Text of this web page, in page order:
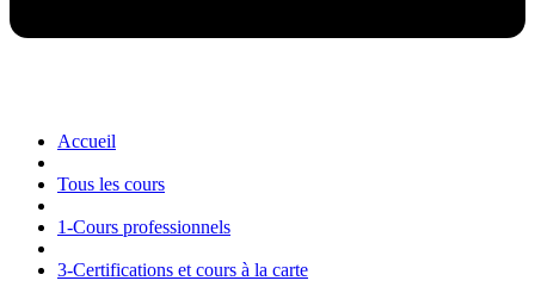
Accueil
Tous les cours
1-Cours professionnels
3-Certifications et cours à la carte